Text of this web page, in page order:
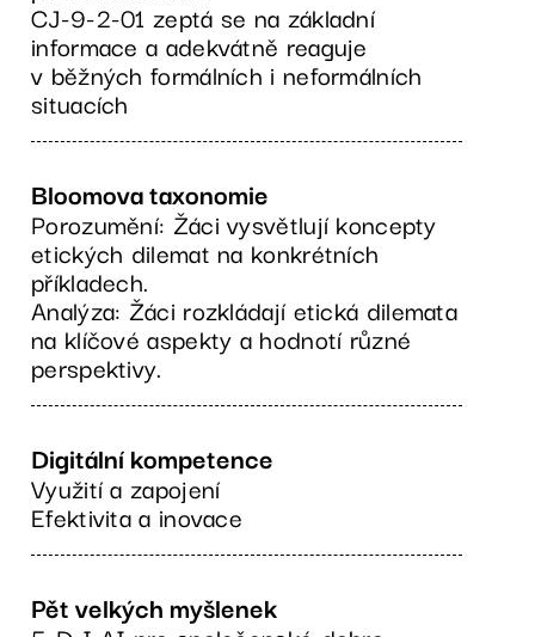
CJ-9-2-01 zeptá se na základní
informace a adekvátně reaguje
v běžných formálních i neformálních
situacích
Bloomova taxonomie
Porozumění: Žáci vysvětlují koncepty
etických dilemat na konkrétních
příkladech.
Analýza: Žáci rozkládají etická dilemata
na klíčové aspekty a hodnotí různé
perspektivy.
Digitální kompetence
Využití a zapojení
Efektivita a inovace
Pět velkých myšlenek